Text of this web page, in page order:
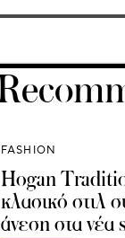
FASHION
Hogan
κλασικό στιλ
άνεση στα νέα